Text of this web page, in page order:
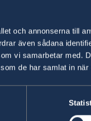
och annonserna till
även sådana
vi samarbetar med.
de har samlat in
villkor.